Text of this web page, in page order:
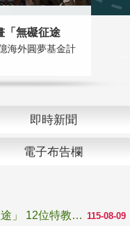
「無礙征途
海外圓夢基金計
即時新聞
電子布告欄
115-08-09
青年百億海外圓夢基金計畫「無礙征途」 12位特教與弱勢青年勇闖西班牙 跨越感官限制見證生命蛻變